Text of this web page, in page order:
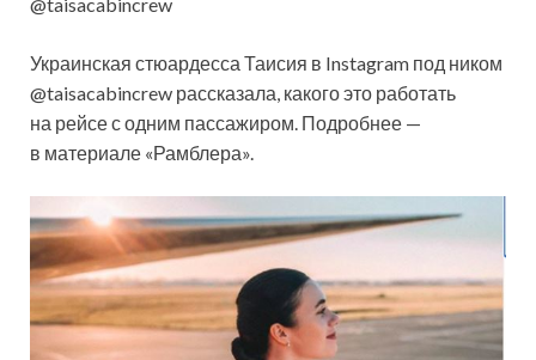
@taisacabincrew
Украинская стюардесса Таисия в Instagram под ником
@taisacabincrew рассказала, какого это работать
на рейсе с одним пассажиром. Подробнее —
в материале «Рамблера».